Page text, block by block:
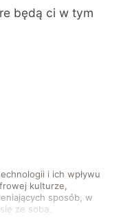
będą ci w tym
i ich wpływu
kulturze,
sposób, w
ze sobą.
między rozwojem